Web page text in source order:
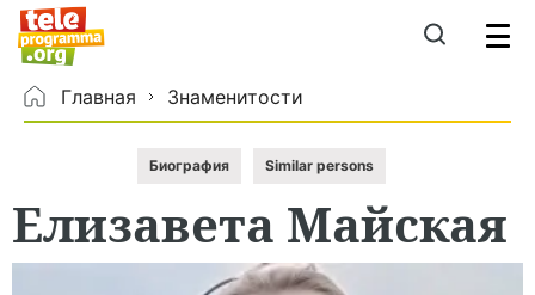
Главная Знаменитости
Биография Similar persons
Елизавета Майская